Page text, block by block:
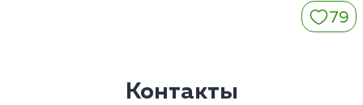
79
Контакты